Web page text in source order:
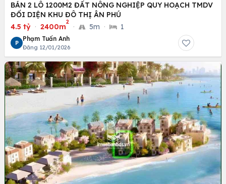
BÁN 2 LÔ 1200M2 ĐẤT NÔNG NGHIỆP QUY HOẠCH TMDV
ĐỐI DIỆN KHU ĐÔ THỊ ÂN PHÚ
4.5 tỷ · 2400m
2
· 5m · 1
P
Phạm Tuấn Anh
Đăng 12/01/2026